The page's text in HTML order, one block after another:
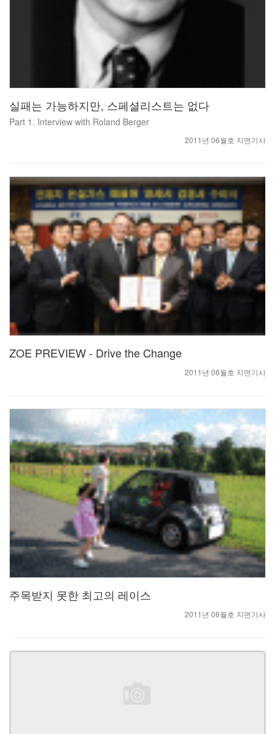
실패는 가능하지만, 스페셜리스트는 없다
Part 1. Interview with Roland Berger
2011년 06월호 지면기사
ZOE PREVIEW - Drive the Change
2011년 06월호 지면기사
주목받지 못한 최고의 레이스
2011년 06월호 지면기사